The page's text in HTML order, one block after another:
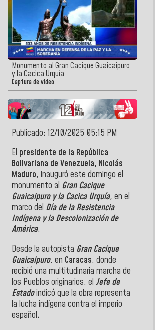
Monumento al Gran Cacique Guaicaipuro
y la Cacica Urquía
Captura de video
Publicado: 12/10/2025 05:15 PM
El presidente de la República
Bolivariana de Venezuela, Nicolás
Maduro, inauguró este domingo el
monumento al Gran Cacique
Guaicaipuro y la Cacica Urquía, en el
marco del Día de la Resistencia
Indígena y la Descolonización de
América.
Desde la autopista Gran Cacique
Guaicaipuro, en Caracas, donde
recibió una multitudinaria marcha de
los Pueblos originarios, el Jefe de
Estadoindicó que la obra representa
la lucha indígena contra el imperio
español.